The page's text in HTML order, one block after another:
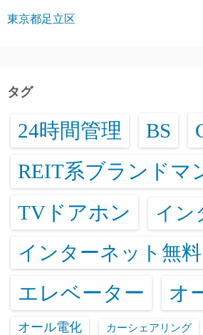
東京都足立区
タグ
24時間管理 BS
REIT系ブランドマ
TVドアホン イン
インターネット無料
エレベーター オ
オール電化 カーシェアリング